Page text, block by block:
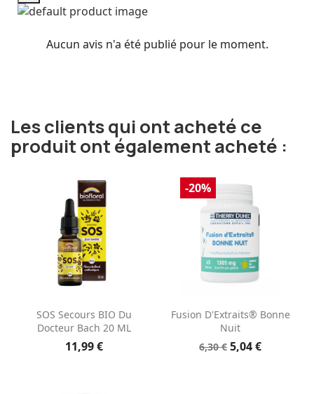
Aucun avis n'a été publié pour le moment.
Les clients qui ont acheté ce
produit ont également acheté :
SOS Secours BIO Du
Docteur Bach 20 ML
11,99 €
Fusion D'Extraits® Bonne
Nuit
6,30 € 5,04 €
-20%